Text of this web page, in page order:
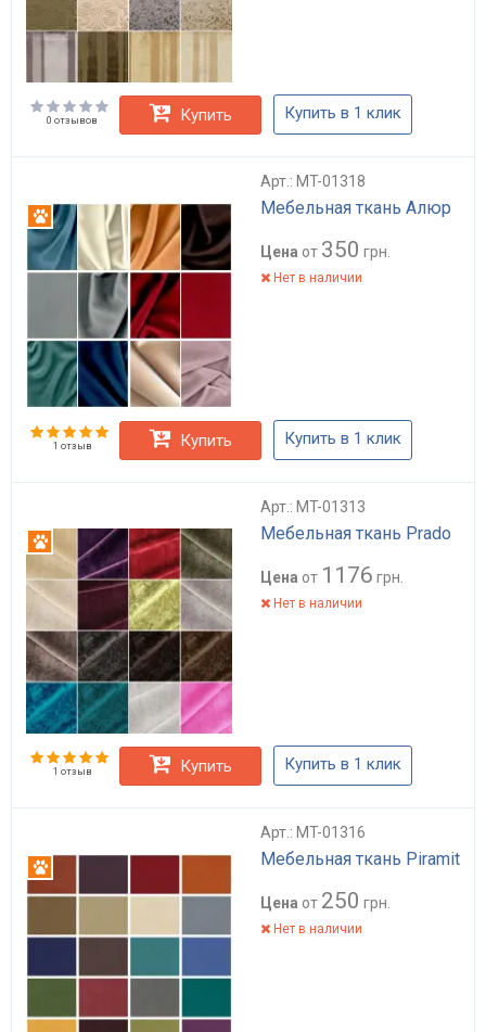
0 отзывов Купить Купить в 1 клик
Арт.: MT-01318
Мебельная ткань Алюр
Антикоготь
Цена от 350 грн.
Нет в наличии
1 отзыв Купить Купить в 1 клик
Арт.: MT-01313
Мебельная ткань Prado
Антикоготь
Цена от 1176 грн.
Нет в наличии
1 отзыв Купить Купить в 1 клик
Арт.: MT-01316
Мебельная ткань Piramit
Цена от 250 грн.
Нет в наличии